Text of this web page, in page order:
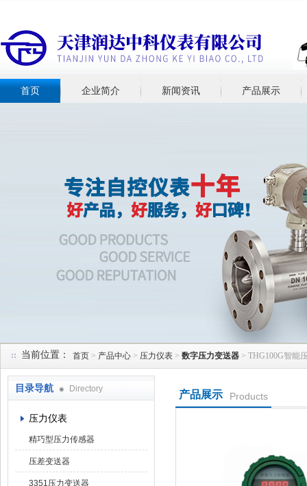
首页 企业简介 新闻资讯 产品展示
当前位置： 首页 > 产品中心 > 压力仪表 > 数字压力变送器 > THG100G智能
目录导航 Directory
压力仪表
精巧型压力传感器
压差变送器
3351压力变送器
产品展示 Products